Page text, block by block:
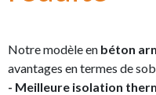
Notre modèle en béton
avantages en termes de
- Meilleure isolation